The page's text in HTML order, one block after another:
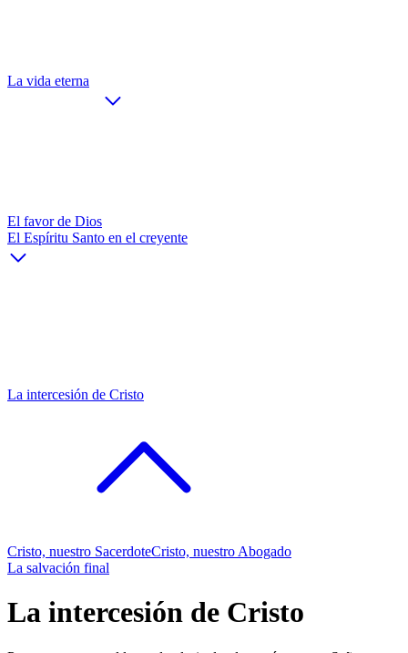
La vida eterna
El favor de Dios
El Espíritu Santo en el creyente
La intercesión de Cristo
Cristo, nuestro SacerdoteCristo, nuestro Abogado
La salvación final
La intercesión de Cristo